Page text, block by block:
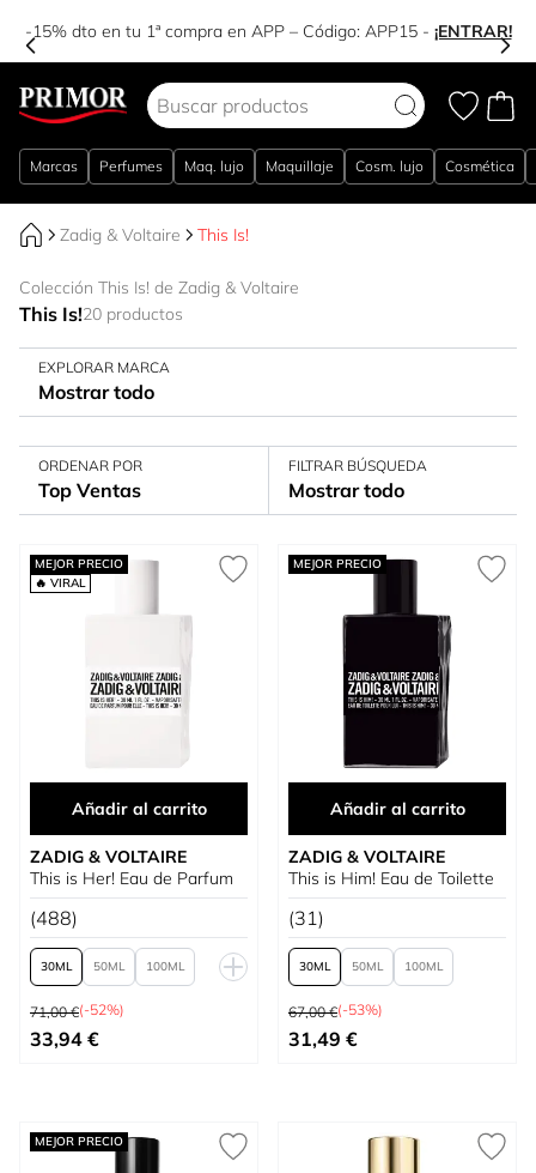
-15% dto en tu 1ª compra en APP – Código: APP15- ¡ENTRAR!
Marcas Perfumes Maq. lujo Maquillaje Cosm. lujo Cosmética
Zadig & Voltaire This Is!
Colección This Is! de Zadig & Voltaire
This Is!20 productos
EXPLORAR MARCA
Mostrar todo
ORDENAR POR
Top Ventas
FILTRAR BÚSQUEDA
Mostrar todo
MEJOR PRECIO
🔥 VIRAL
Añadir al carrito
ZADIG & VOLTAIRE
This is Her! Eau de Parfum
(488)
30 50 100
150
Precio habitual
71,00 €(-52%)
Tan bajo como
33,94 €
MEJOR PRECIO
Añadir al carrito
ZADIG & VOLTAIRE
This is Him! Eau de Toilette
(31)
30 50 100
Precio habitual
67,00 €(-53%)
Tan bajo como
31,49 €
MEJOR PRECIO